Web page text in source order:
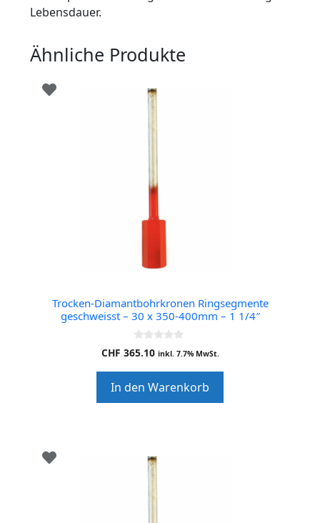
Lebensdauer.
Ähnliche Produkte
Trocken-Diamantbohrkronen Ringsegmente
geschweisst – 30 x 350-400mm – 1 1/4″
0
o
o
f
5
CHF 365.10 inkl. 7.7% MwSt.
In den Warenkorb